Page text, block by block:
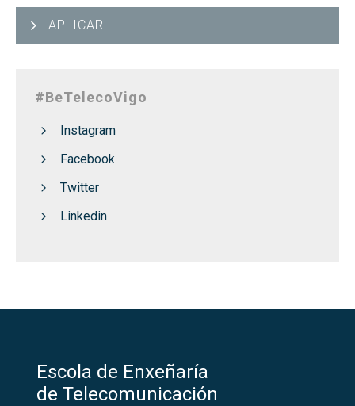
APLICAR
#BeTelecoVigo
Instagram
Facebook
Twitter
Linkedin
Escola de Enxeñaría
de Telecomunicación